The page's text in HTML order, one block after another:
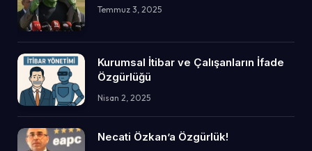
Temmuz 3, 2025
Kurumsal İtibar ve Çalışanların İfade
Özgürlüğü
Nisan 2, 2025
Necati Özkan’a Özgürlük!